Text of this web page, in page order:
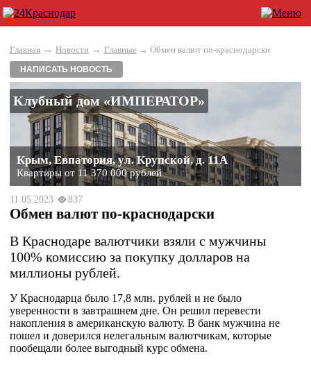
Главная → Новости → Главные → Обмен валют по-краснодарски
НАПИСАТЬ НОВОСТЬ
Клубный дом «ИМПЕРАТОР»
Крым, Евпатория, ул. Крупской, д. 11А
Квартиры от 11 370 000 рублей
11.05.2023 837
Обмен валют по-краснодарски
В Краснодаре валютчики взяли с мужчины
100% комиссию за покупку долларов на
миллионы рублей.
У Краснодарца было 17,8 млн. рублей и не было
уверенности в завтрашнем дне. Он решил перевести
накопления в американскую валюту. В банк мужчина не
пошел и доверился нелегальным валютчикам, которые
пообещали более выгодный курс обмена.